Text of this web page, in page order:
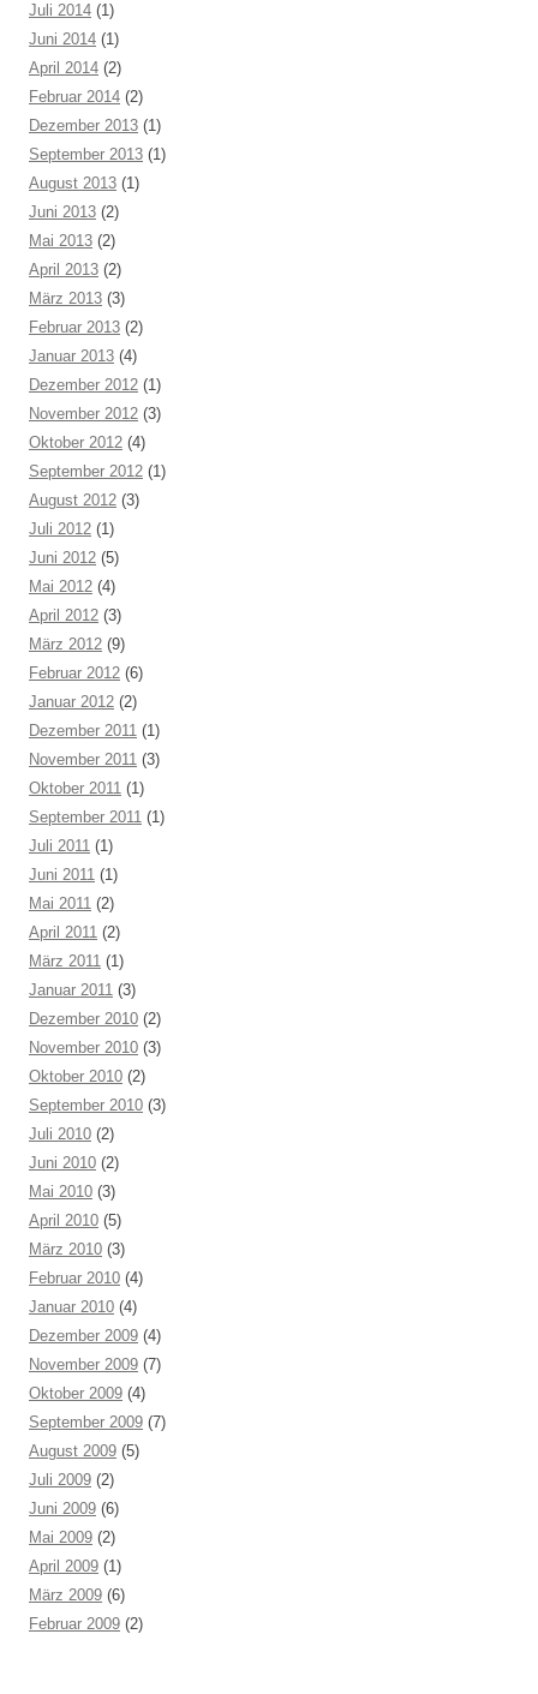
Juli 2014 (1)
Juni 2014 (1)
April 2014 (2)
Februar 2014 (2)
Dezember 2013 (1)
September 2013 (1)
August 2013 (1)
Juni 2013 (2)
Mai 2013 (2)
April 2013 (2)
März 2013 (3)
Februar 2013 (2)
Januar 2013 (4)
Dezember 2012 (1)
November 2012 (3)
Oktober 2012 (4)
September 2012 (1)
August 2012 (3)
Juli 2012 (1)
Juni 2012 (5)
Mai 2012 (4)
April 2012 (3)
März 2012 (9)
Februar 2012 (6)
Januar 2012 (2)
Dezember 2011 (1)
November 2011 (3)
Oktober 2011 (1)
September 2011 (1)
Juli 2011 (1)
Juni 2011 (1)
Mai 2011 (2)
April 2011 (2)
März 2011 (1)
Januar 2011 (3)
Dezember 2010 (2)
November 2010 (3)
Oktober 2010 (2)
September 2010 (3)
Juli 2010 (2)
Juni 2010 (2)
Mai 2010 (3)
April 2010 (5)
März 2010 (3)
Februar 2010 (4)
Januar 2010 (4)
Dezember 2009 (4)
November 2009 (7)
Oktober 2009 (4)
September 2009 (7)
August 2009 (5)
Juli 2009 (2)
Juni 2009 (6)
Mai 2009 (2)
April 2009 (1)
März 2009 (6)
Februar 2009 (2)